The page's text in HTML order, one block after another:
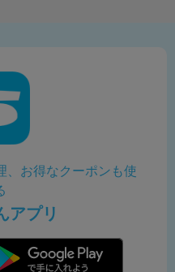
、お得なクーポンも使
アプリ